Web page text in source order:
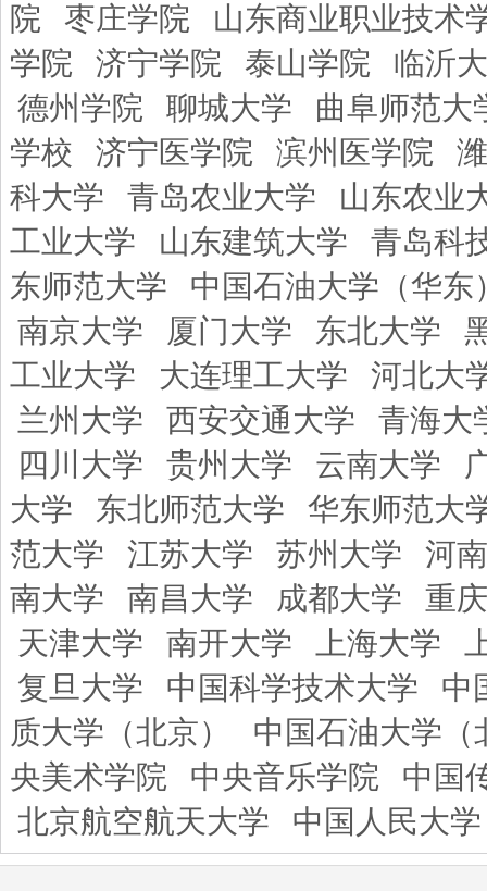
院
枣庄学院
山东商业职业技术
学院
济宁学院 泰山学院
临沂
德州学院
聊城大学
曲阜师范大
学校
济宁医学院 滨州医学院
科大学
青岛农业大学
山东农业
工业大学
山东建筑大学
青岛科
东师范大学
中国石油大学（华东
南京大学
厦门大学 东北大学
工业大学
大连理工大学
河北大
兰州大学
西安交通大学
青海大
四川大学
贵州大学 云南大学
大学
东北师范大学
华东师范大
范大学
江苏大学 苏州大学
河
南大学
南昌大学 成都大学
重
天津大学
南开大学 上海大学
复旦大学
中国科学技术大学
中
质大学（北京）
中国石油大学（
央美术学院
中央音乐学院
中国
北京航空航天大学
中国人民大学